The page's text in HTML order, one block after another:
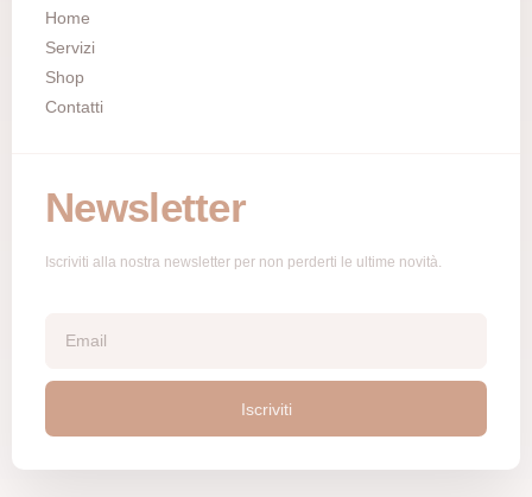
Home
Servizi
Shop
Contatti
Newsletter
Iscriviti alla nostra newsletter per non perderti le ultime novità.
Iscriviti